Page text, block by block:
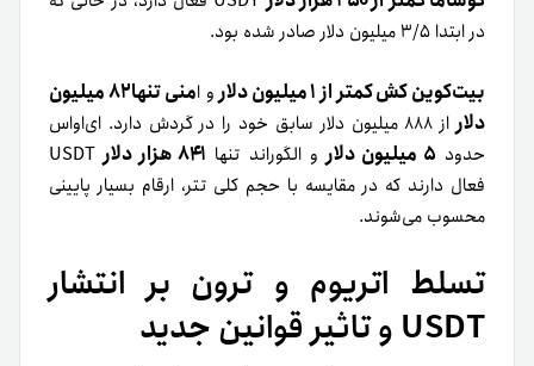
در ابتدا ۳/۵ میلیون دلار صادر شده بود.
بیت‌کوین کش کمتر از ۱ میلیون دلار و ا
منی تنها ۸۲ میلیون
دلار
از ۸۸۸ میلیون دلار سابق خود را در گردش دارد. ای‌اواس
حدود ۵ میلیون دلار و الگوراند تنها ۸۴۱ هزار دلار
USDT
فعال دارند که در مقایسه با حجم کلی تتر، ارقام بسیار پایینی
محسوب می‌شوند.
تسلط اتریوم و ترون بر انتشار
USDT و تاثیر قوانین جدید